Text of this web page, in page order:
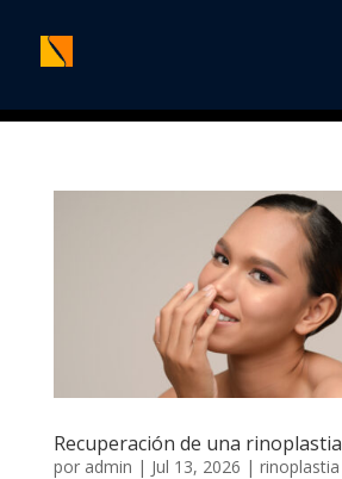
Recuperación de una rinoplastia
por admin | Jul 13, 2026 | rinoplastia